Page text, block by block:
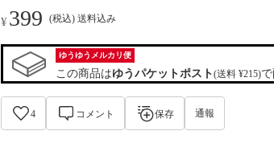
¥ 399 (税込) 送料込み
ゆうゆうメルカリ便
この商品はゆうパケットポスト(送料 ¥215)で
4 コメント 保存 通報